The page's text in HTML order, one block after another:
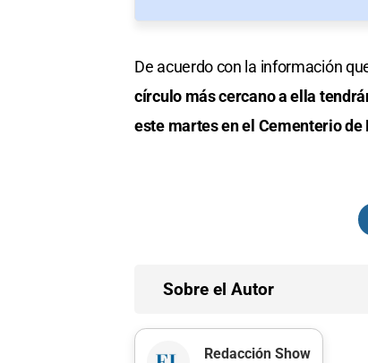
De acuerdo con la información
círculo más cercano a ella
este martes en el Cementerio de
Sobre el Autor
Redacción Show